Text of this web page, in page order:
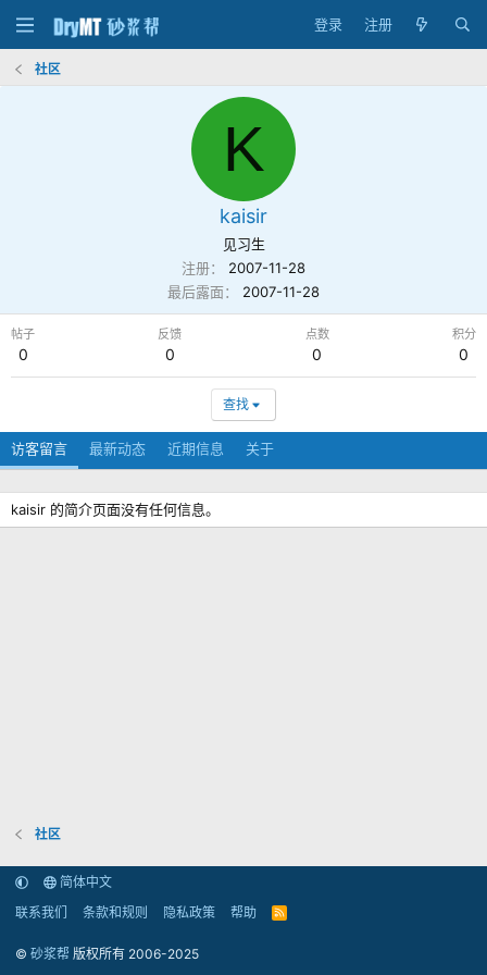
登录 注册
社区
K
kaisir
见习生
注册
2007-11-28
最后露面
2007-11-28
帖子
0
反馈
0
点数
0
积分
0
查找
访客留言 最新动态 近期信息 关于
kaisir 的简介页面没有任何信息。
社区
简体中文
联系我们
条款和规则 隐私政策 帮助
R
© 砂浆帮 版权所有 2006-2025